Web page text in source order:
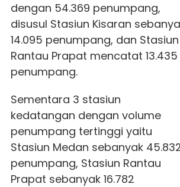
dengan 54.369 penumpang,
disusul Stasiun Kisaran
14.095 penumpang, dan Stasiun
Rantau Prapat mencatat 13.435
penumpang.
Sementara 3 stasiun
kedatangan dengan volume
penumpang tertinggi yaitu
Stasiun Medan sebanyak
penumpang, Stasiun Rantau
Prapat sebanyak 16.782